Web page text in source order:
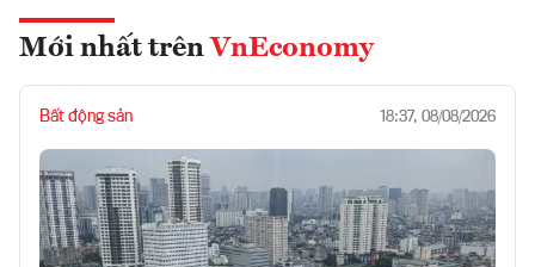
Mới nhất trên VnEconomy
Bất động sản 18:37, 08/08/2026